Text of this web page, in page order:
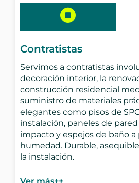
Contratistas
Servimos a contratistas
decoración interior, la
construcción residencial
suministro de materiales
elegantes como pisos de
instalación, paneles de
impacto y espejos de baño a
humedad. Durable,
la instalación.